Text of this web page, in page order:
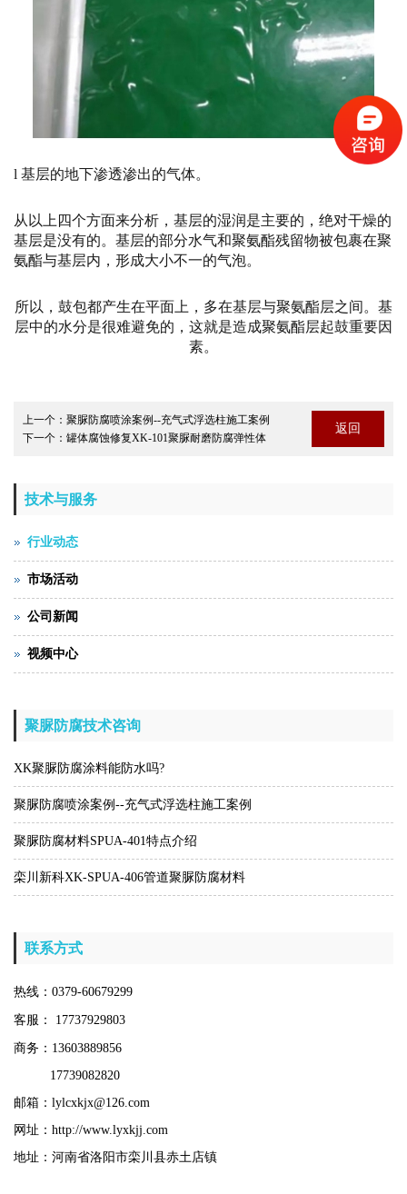
l 基层的地下渗透渗出的气体。
从以上四个方面来分析，基层的湿润是主要的，绝对干燥的
基层是没有的。基层的部分水气和聚氨酯残留物被包裹在聚
氨酯与基层内，形成大小不一的气泡。
所以，鼓包都产生在平面上，多在基层与聚氨酯层之间。基
层中的水分是很难避免的，这就是造成聚氨酯层起鼓重要因
素。
上一个： 聚脲防腐喷涂案例--充气式浮选柱施工案例
下一个： 罐体腐蚀修复XK-101聚脲耐磨防腐弹性体
返回
技术与服务
行业动态
市场活动
公司新闻
视频中心
聚脲防腐技术咨询
XK聚脲防腐涂料能防水吗?
聚脲防腐喷涂案例--充气式浮选柱施工案例
聚脲防腐材料SPUA-401特点介绍
栾川新科XK-SPUA-406管道聚脲防腐材料
联系方式
热线：0379-60679299
客服： 17737929803
商务：13603889856
17739082820
邮箱：lylcxkjx@126.com
网址：http://www.lyxkjj.com
地址：河南省洛阳市栾川县赤土店镇